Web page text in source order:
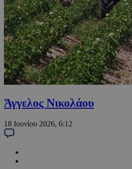
Άγγελος Νικολάου
18 Ιουνίου 2026, 6:12